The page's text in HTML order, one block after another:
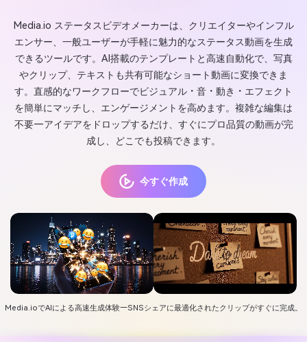
Media.io ステータスビデオメーカーは、クリエイターやインフル
エンサー、一般ユーザーが手軽に魅力的なステータス動画を生成
できるツールです。AI搭載のテンプレートと高速自動化で、写真
やクリップ、テキストも共有可能なショート動画に変換できま
す。直感的なワークフローでビジュアル・音・動き・エフェクト
を簡単にマッチし、エンゲージメントを高めます。複雑な編集は
不要—アイデアをドロップするだけ、すぐにプロ品質の動画が完
成し、どこでも投稿できます。
今すぐ作成
Media.ioでAIによる高速生成体験—SNSシェアに最適化されたクリップがすぐに完成。